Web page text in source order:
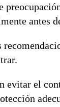
antes
evitar el